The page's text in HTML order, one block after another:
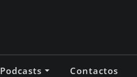
Podcasts Contactos